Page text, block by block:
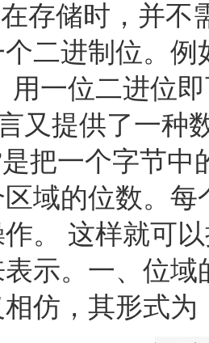
存储时，并不
二进制位。
用一位二进位
又提供了一种
是把一个字节
域的位数。
。 这样就可
示。一、位
仿，其形式为